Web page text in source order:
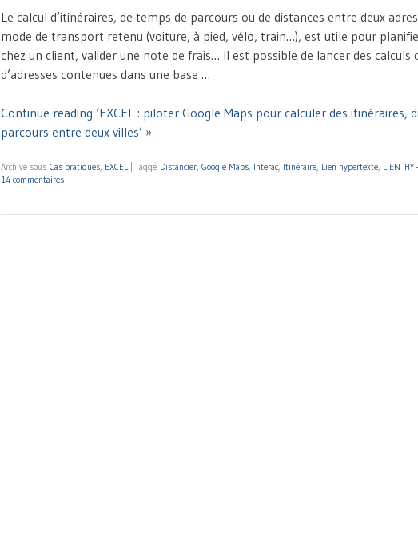
Le calcul d’itinéraires, de temps de parcours ou de distances entre deux
mode de transport retenu (voiture, à pied, vélo, train…), est utile pour
chez un client, valider une note de frais… Il est possible de lancer des calculs
d’adresses contenues dans une base …
Continue reading ‘EXCEL : piloter Google Maps pour calculer des itinéraires,
parcours entre deux villes’ »
Archivé sous Cas pratiques, EXCEL Taggé Distancier, Google Maps, Interac, Itinéraire, Lien hypertexte,
14 commentaires